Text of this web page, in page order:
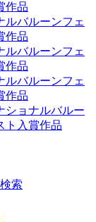
作品
ルバルーンフェ
作品
ルバルーンフェ
作品
ルバルーンフェ
作品
ショナルバルー
ト入賞作品
索